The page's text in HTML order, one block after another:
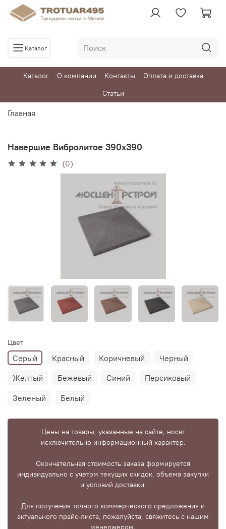
Каталог
Каталог О компании Контакты
Оплата и доставка
Статьи
Главная
Навершие Вибролитое 390х390
(0)
Цвет
Серый Красный Коричневый
Черный
Желтый
Бежевый Синий
Персиковый
Зеленый
Белый
Цены на товары, указанные на сайте, носят
исключительно информационный характер.
Окончательная стоимость заказа формируется
индивидуально с учетом текущих скидок, объема закупки
и условий доставки.
Для получения точного коммерческого предложения и
актуального прайс-листа, пожалуйста, свяжитесь с нашим
менеджером.